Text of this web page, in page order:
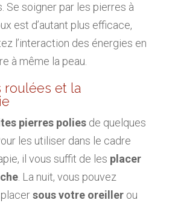
Se soigner par les pierres à
est d’autant plus efficace,
l’interaction des énergies en
à même la peau.
roulées et la
pierres poliesde quelques
les utiliser dans le cadre
il vous suffit de les placer
. La nuit, vous pouvez
sous votre oreillerou